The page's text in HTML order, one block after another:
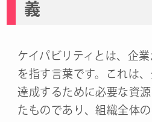
義
ケイパビリティとは、企
を指す言葉です。これは
達成するために必要な資
たものであり、組織全体